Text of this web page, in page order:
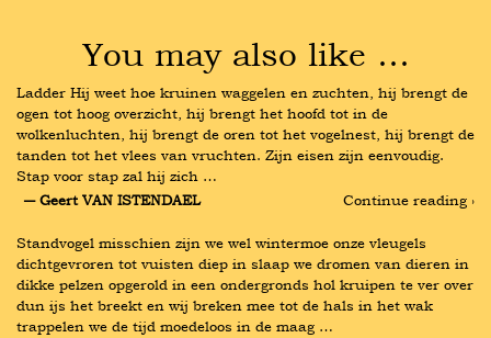
You may also like …
Ladder Hij weet hoe kruinen waggelen en zuchten, hij brengt de
ogen tot hoog overzicht, hij brengt het hoofd tot in de
wolkenluchten, hij brengt de oren tot het vogelnest, hij brengt de
tanden tot het vlees van vruchten. Zijn eisen zijn eenvoudig.
Stap voor stap zal hij zich …
― Geert VAN ISTENDAEL
Continue reading ›
Standvogel misschien zijn we wel wintermoe onze vleugels
dichtgevroren tot vuisten diep in slaap we dromen van dieren in
dikke pelzen opgerold in een ondergronds hol kruipen te ver over
dun ijs het breekt en wij breken mee tot de hals in het wak
trappelen we de tijd moedeloos in de maag …